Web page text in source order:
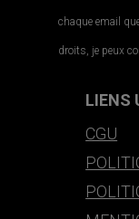
chaque email
droits, je peux
LIENS
CGU